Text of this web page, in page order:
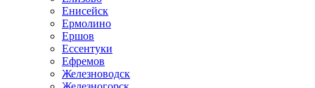
Енисейск
Ермолино
Ершов
Ессентуки
Ефремов
Железноводск